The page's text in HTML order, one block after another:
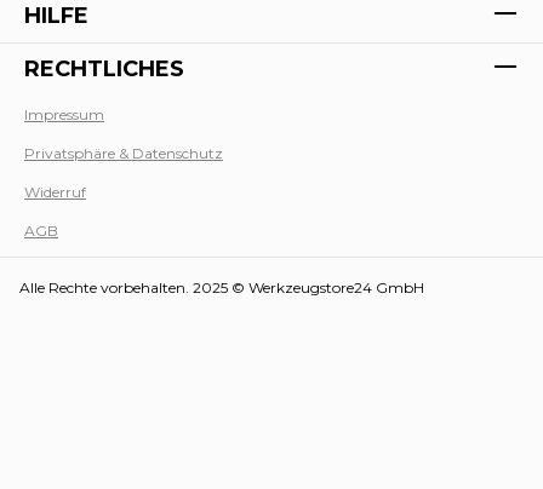
HILFE
RECHTLICHES
Impressum
Privatsphäre & Datenschutz
Widerruf
AGB
Alle Rechte vorbehalten. 2025 © Werkzeugstore24 GmbH